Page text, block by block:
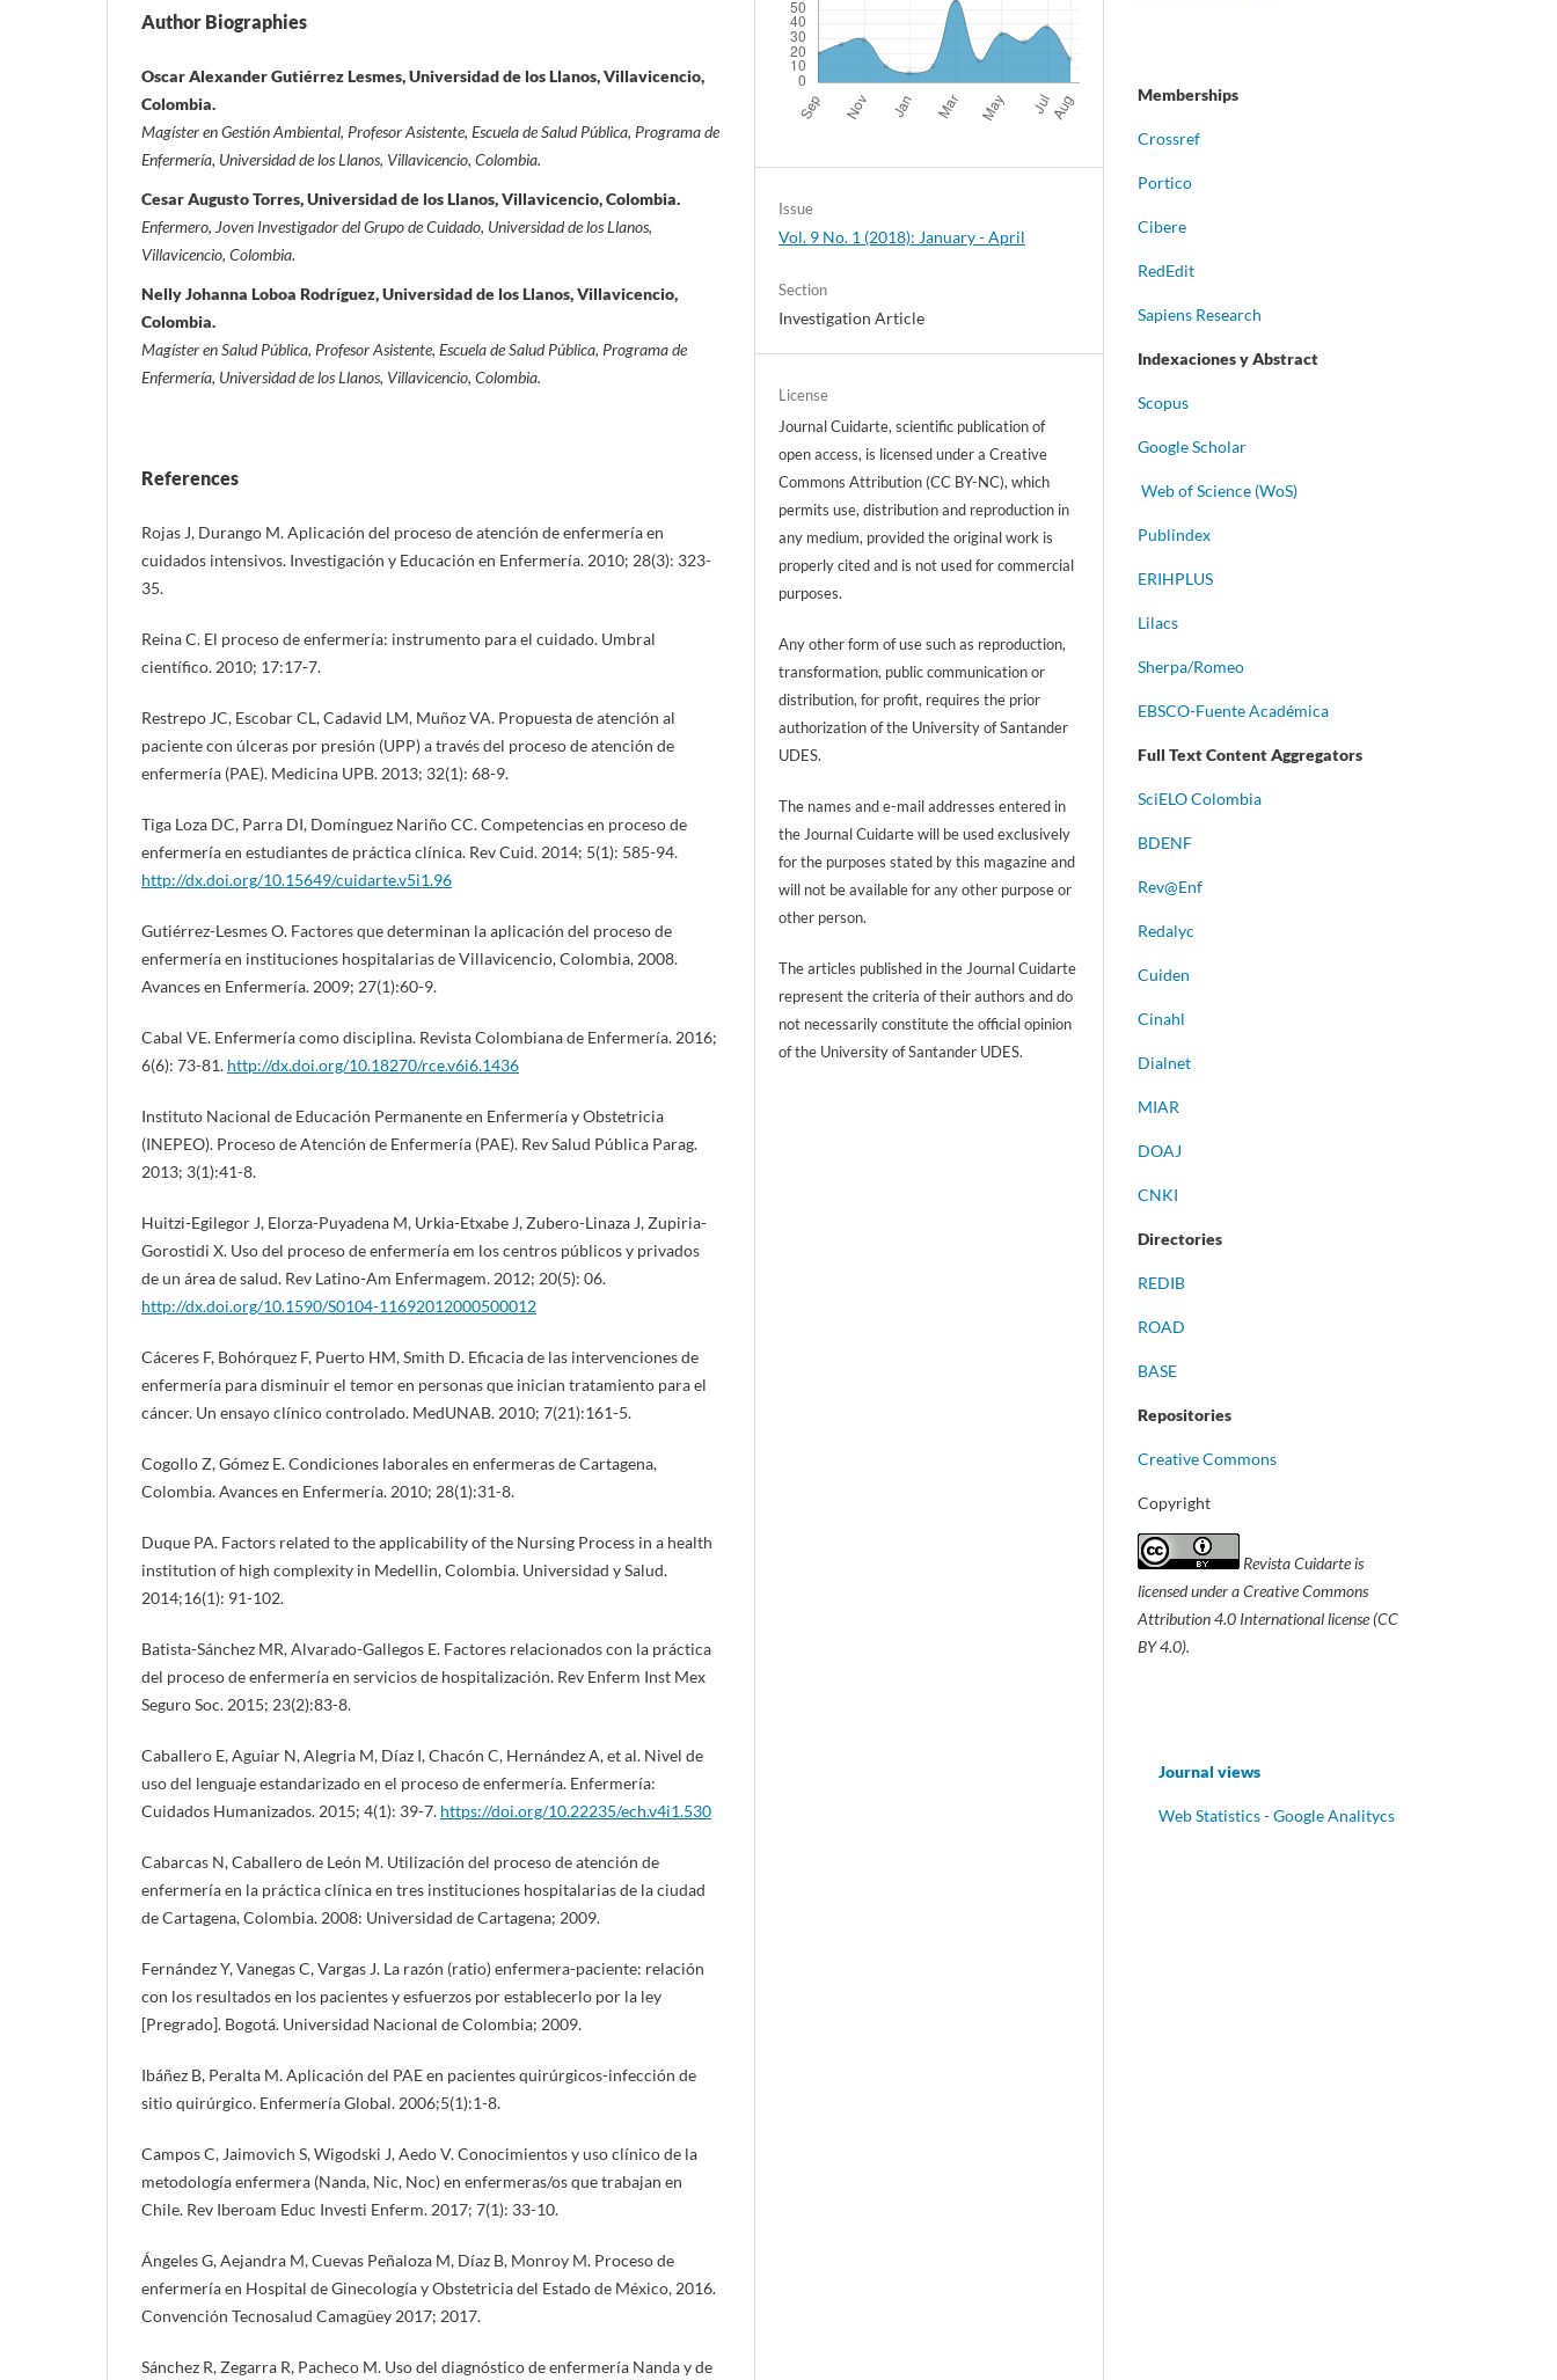
Author Biographies
Oscar Alexander Gutiérrez Lesmes, Universidad de los Llanos, Villavicencio,
Colombia.
Magíster en Gestión Ambiental, Profesor Asistente, Escuela de Salud Pública, Programa de
Enfermería, Universidad de los Llanos, Villavicencio, Colombia.
Cesar Augusto Torres, Universidad de los Llanos, Villavicencio, Colombia.
Enfermero, Joven Investigador del Grupo de Cuidado, Universidad de los Llanos,
Villavicencio, Colombia.
Nelly Johanna Loboa Rodríguez, Universidad de los Llanos, Villavicencio,
Colombia.
Magíster en Salud Pública, Profesor Asistente, Escuela de Salud Pública, Programa de
Enfermería, Universidad de los Llanos, Villavicencio, Colombia.
References
Rojas J, Durango M. Aplicación del proceso de atención de enfermería en
cuidados intensivos. Investigación y Educación en Enfermería. 2010; 28(3): 323-
35.
Reina C. El proceso de enfermería: instrumento para el cuidado. Umbral
científico. 2010; 17:17-7.
Restrepo JC, Escobar CL, Cadavid LM, Muñoz VA. Propuesta de atención al
paciente con úlceras por presión (UPP) a través del proceso de atención de
enfermería (PAE). Medicina UPB. 2013; 32(1): 68-9.
Tiga Loza DC, Parra DI, Domínguez Nariño CC. Competencias en proceso de
enfermería en estudiantes de práctica clínica. Rev Cuid. 2014; 5(1): 585-94.
http://dx.doi.org/10.15649/cuidarte.v5i1.96
Gutiérrez-Lesmes O. Factores que determinan la aplicación del proceso de
enfermería en instituciones hospitalarias de Villavicencio, Colombia, 2008.
Avances en Enfermería. 2009; 27(1):60-9.
Cabal VE. Enfermería como disciplina. Revista Colombiana de Enfermería. 2016;
6(6): 73-81. http://dx.doi.org/10.18270/rce.v6i6.1436
Instituto Nacional de Educación Permanente en Enfermería y Obstetricia
(INEPEO). Proceso de Atención de Enfermería (PAE). Rev Salud Pública Parag.
2013; 3(1):41-8.
Huitzi-Egilegor J, Elorza-Puyadena M, Urkia-Etxabe J, Zubero-Linaza J, Zupiria-
Gorostidi X. Uso del proceso de enfermería em los centros públicos y privados
de un área de salud. Rev Latino-Am Enfermagem. 2012; 20(5): 06.
http://dx.doi.org/10.1590/S0104-11692012000500012
Cáceres F, Bohórquez F, Puerto HM, Smith D. Eficacia de las intervenciones de
enfermería para disminuir el temor en personas que inician tratamiento para el
cáncer. Un ensayo clínico controlado. MedUNAB. 2010; 7(21):161-5.
Cogollo Z, Gómez E. Condiciones laborales en enfermeras de Cartagena,
Colombia. Avances en Enfermería. 2010; 28(1):31-8.
Duque PA. Factors related to the applicability of the Nursing Process in a health
institution of high complexity in Medellin, Colombia. Universidad y Salud.
2014;16(1): 91-102.
Batista-Sánchez MR, Alvarado-Gallegos E. Factores relacionados con la práctica
del proceso de enfermería en servicios de hospitalización. Rev Enferm Inst Mex
Seguro Soc. 2015; 23(2):83-8.
Caballero E, Aguiar N, Alegria M, Díaz I, Chacón C, Hernández A, et al. Nivel de
uso del lenguaje estandarizado en el proceso de enfermería. Enfermería:
Cuidados Humanizados. 2015; 4(1): 39-7. https://doi.org/10.22235/ech.v4i1.530
Cabarcas N, Caballero de León M. Utilización del proceso de atención de
enfermería en la práctica clínica en tres instituciones hospitalarias de la ciudad
de Cartagena, Colombia. 2008: Universidad de Cartagena; 2009.
Fernández Y, Vanegas C, Vargas J. La razón (ratio) enfermera-paciente: relación
con los resultados en los pacientes y esfuerzos por establecerlo por la ley
[Pregrado]. Bogotá. Universidad Nacional de Colombia; 2009.
Ibáñez B, Peralta M. Aplicación del PAE en pacientes quirúrgicos-infección de
sitio quirúrgico. Enfermería Global. 2006;5(1):1-8.
Campos C, Jaimovich S, Wigodski J, Aedo V. Conocimientos y uso clínico de la
metodología enfermera (Nanda, Nic, Noc) en enfermeras/os que trabajan en
Chile. Rev Iberoam Educ Investi Enferm. 2017; 7(1): 33-10.
Ángeles G, Aejandra M, Cuevas Peñaloza M, Díaz B, Monroy M. Proceso de
enfermería en Hospital de Ginecología y Obstetricia del Estado de México, 2016.
Convención Tecnosalud Camagüey 2017; 2017.
Sánchez R, Zegarra R, Pacheco M. Uso del diagnóstico de enfermería Nanda y de
Issue
Vol. 9 No. 1 (2018): January - April
Section
Investigation Article
License
Journal Cuidarte, scientific publication of
open access, is licensed under a Creative
Commons Attribution (CC BY-NC), which
permits use, distribution and reproduction in
any medium, provided the original work is
properly cited and is not used for commercial
purposes.
Any other form of use such as reproduction,
transformation, public communication or
distribution, for profit, requires the prior
authorization of the University of Santander
UDES.
The names and e-mail addresses entered in
the Journal Cuidarte will be used exclusively
for the purposes stated by this magazine and
will not be available for any other purpose or
other person.
The articles published in the Journal Cuidarte
represent the criteria of their authors and do
not necessarily constitute the official opinion
of the University of Santander UDES.
Memberships
Crossref
Portico
Cibere
RedEdit
Sapiens Research
Indexaciones y Abstract
Scopus
Google Scholar
Web of Science (WoS)
Publindex
ERIHPLUS
Lilacs
Sherpa/Romeo
EBSCO-Fuente Académica
Full Text Content Aggregators
SciELO Colombia
BDENF
Rev@Enf
Redalyc
Cuiden
Cinahl
Dialnet
MIAR
DOAJ
CNKI
Directories
REDIB
ROAD
BASE
Repositories
Creative Commons
Copyright
Revista Cuidarteis
licensed under a Creative Commons
Attribution 4.0 International license (CC
BY 4.0).
Journal views
Web Statistics - Google Analitycs